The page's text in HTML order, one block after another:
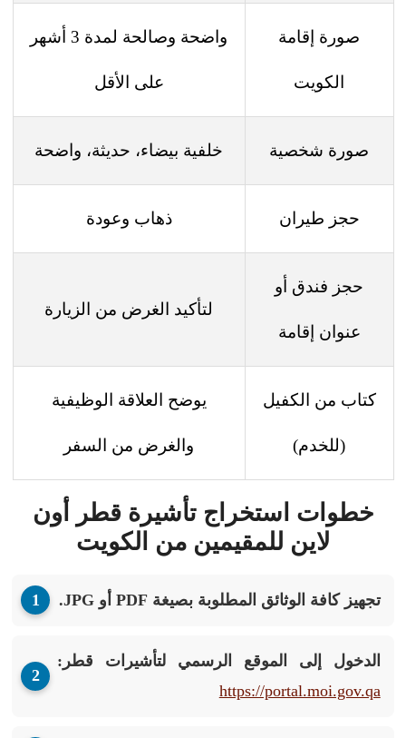
صورة إقامة
الكويت
واضحة وصالحة لمدة 3 أشهر
على الأقل
صورة شخصية خلفية بيضاء، حديثة، واضحة
حجز طيران ذهاب وعودة
حجز فندق أو
عنوان إقامة
لتأكيد الغرض من الزيارة
كتاب من الكفيل
(للخدم)
يوضح العلاقة الوظيفية
والغرض من السفر
خطوات استخراج تأشيرة قطر أون
لاين للمقيمين من الكويت
تجهيز كافة الوثائق المطلوبة بصيغة PDF أو JPG.
الدخول إلى الموقع الرسمي لتأشيرات قطر:
https://portal.moi.gov.qa